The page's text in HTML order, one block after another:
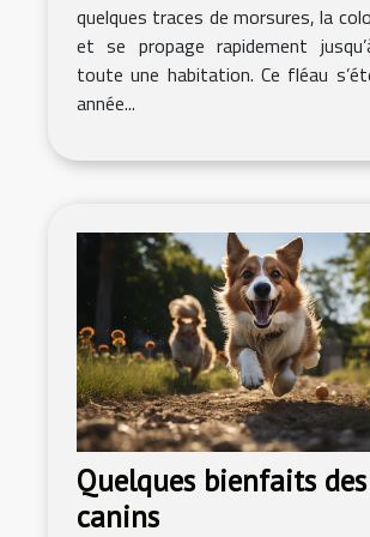
quelques traces de morsures, la
et se propage rapidement
toute une habitation. Ce fléau
année...
Quelques bienfaits
canins